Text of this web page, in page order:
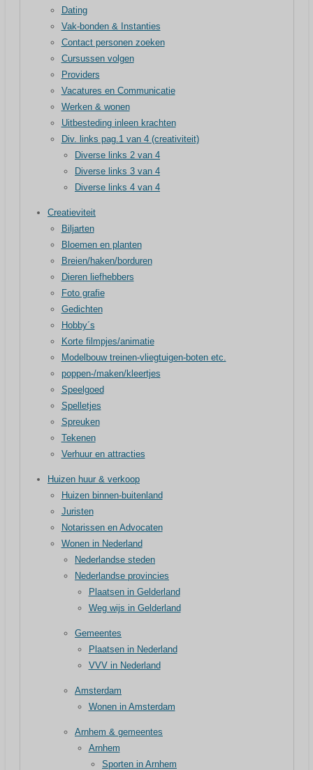
Dating
Vak-bonden & Instanties
Contact personen zoeken
Cursussen volgen
Providers
Vacatures en Communicatie
Werken & wonen
Uitbesteding inleen krachten
Div. links pag.1 van 4 (creativiteit)
Diverse links 2 van 4
Diverse links 3 van 4
Diverse links 4 van 4
Creatieviteit
Biljarten
Bloemen en planten
Breien/haken/borduren
Dieren liefhebbers
Foto grafie
Gedichten
Hobby´s
Korte filmpjes/animatie
Modelbouw treinen-vliegtuigen-boten etc.
poppen-/maken/kleertjes
Speelgoed
Spelletjes
Spreuken
Tekenen
Verhuur en attracties
Huizen huur & verkoop
Huizen binnen-buitenland
Juristen
Notarissen en Advocaten
Wonen in Nederland
Nederlandse steden
Nederlandse provincies
Plaatsen in Gelderland
Weg wijs in Gelderland
Gemeentes
Plaatsen in Nederland
VVV in Nederland
Amsterdam
Wonen in Amsterdam
Arnhem & gemeentes
Arnhem
Sporten in Arnhem